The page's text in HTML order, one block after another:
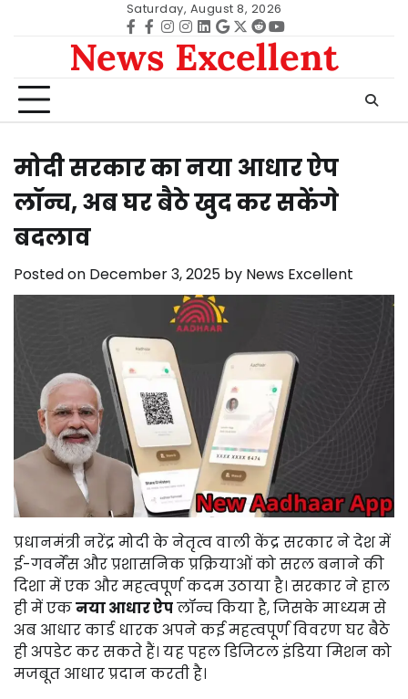
Saturday, August 8, 2026
Facebook
facebook
Instagram
instagram
Linkedin
google
Twitter
redditYoutube
News Excellent
मोदी सरकार का नया आधार ऐप
लॉन्च, अब घर बैठे खुद कर सकेंगे
बदलाव
Posted on December 3, 2025 by News Excellent
प्रधानमंत्री नरेंद्र मोदी के नेतृत्व वाली केंद्र सरकार ने देश में
ई-गवर्नेंस और प्रशासनिक प्रक्रियाओं को सरल बनाने की
दिशा में एक और महत्वपूर्ण कदम उठाया है। सरकार ने हाल
ही में एकनया आधार ऐपलॉन्च किया है, जिसके माध्यम से
अब आधार कार्ड धारक अपने कई महत्वपूर्ण विवरण घर बैठे
ही अपडेट कर सकते हैं। यह पहल डिजिटल इंडिया मिशन को
मजबूत आधार प्रदान करती है।